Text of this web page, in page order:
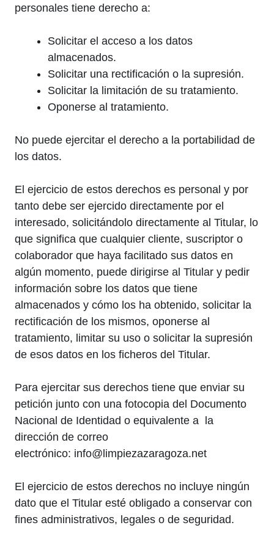
personales tiene derecho a:
Solicitar el acceso a los datos
almacenados.
Solicitar una rectificación o la supresión.
Solicitar la limitación de su tratamiento.
Oponerse al tratamiento.
No puede ejercitar el derecho a la portabilidad de
los datos.
El ejercicio de estos derechos es personal y por
tanto debe ser ejercido directamente por el
interesado, solicitándolo directamente al Titular, lo
que significa que cualquier cliente, suscriptor o
colaborador que haya facilitado sus datos en
algún momento, puede dirigirse al Titular y pedir
información sobre los datos que tiene
almacenados y cómo los ha obtenido, solicitar la
rectificación de los mismos, oponerse al
tratamiento, limitar su uso o solicitar la supresión
de esos datos en los ficheros del Titular.
Para ejercitar sus derechos tiene que enviar su
petición junto con una fotocopia del Documento
Nacional de Identidad o equivalente a la
dirección de correo
electrónico: info@limpiezazaragoza.net
El ejercicio de estos derechos no incluye ningún
dato que el Titular esté obligado a conservar con
fines administrativos, legales o de seguridad.